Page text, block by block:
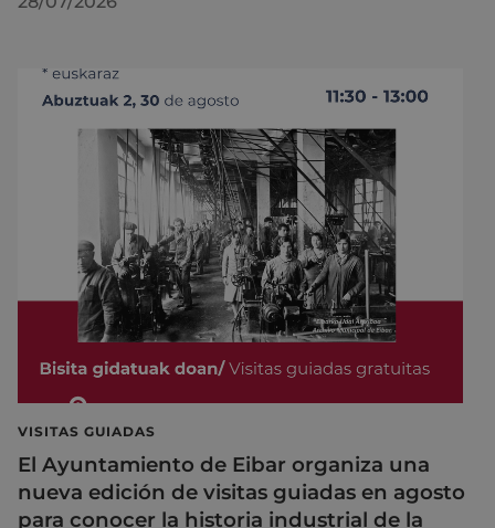
VISITAS GUIADAS
El Ayuntamiento de Eibar organiza una
nueva edición de visitas guiadas en agosto
para conocer la historia industrial de la